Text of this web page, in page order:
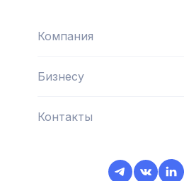
Компания
Бизнесу
Контакты